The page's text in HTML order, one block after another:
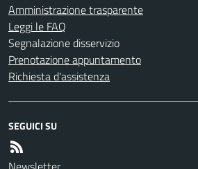
Amministrazione trasparente
Leggi le FAQ
Segnalazione disservizio
Prenotazione appuntamento
Richiesta d'assistenza
SEGUICI SU